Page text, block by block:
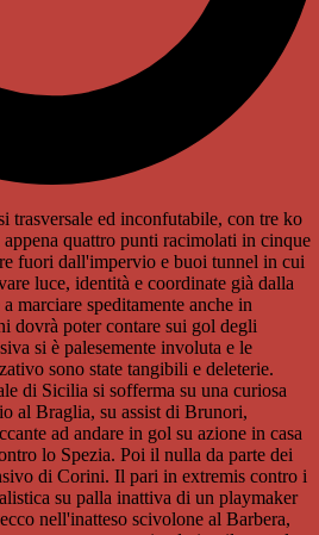
trasversale ed inconfutabile, con tre ko
quattro punti racimolati in cinque
fuori dall'impervio e buoi tunnel in cui
luce, identità e coordinate già dalla
marciare speditamente anche in
dovrà poter contare sui gol degli
si è palesemente involuta e le
sono state tangibili e deleterie.
di Sicilia si sofferma su una curiosa
al Braglia, su assist di Brunori,
ad andare in gol su azione in casa
lo Spezia. Poi il nulla da parte dei
di Corini. Il pari in extremis contro i
su palla inattiva di un playmaker
nell'inatteso scivolone al Barbera,